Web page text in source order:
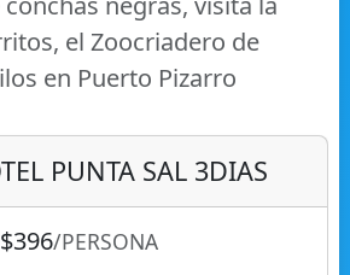
el Zoocriadero de
en Puerto Pizarro
PUNTA SAL 3DIAS
$396/PERSONA